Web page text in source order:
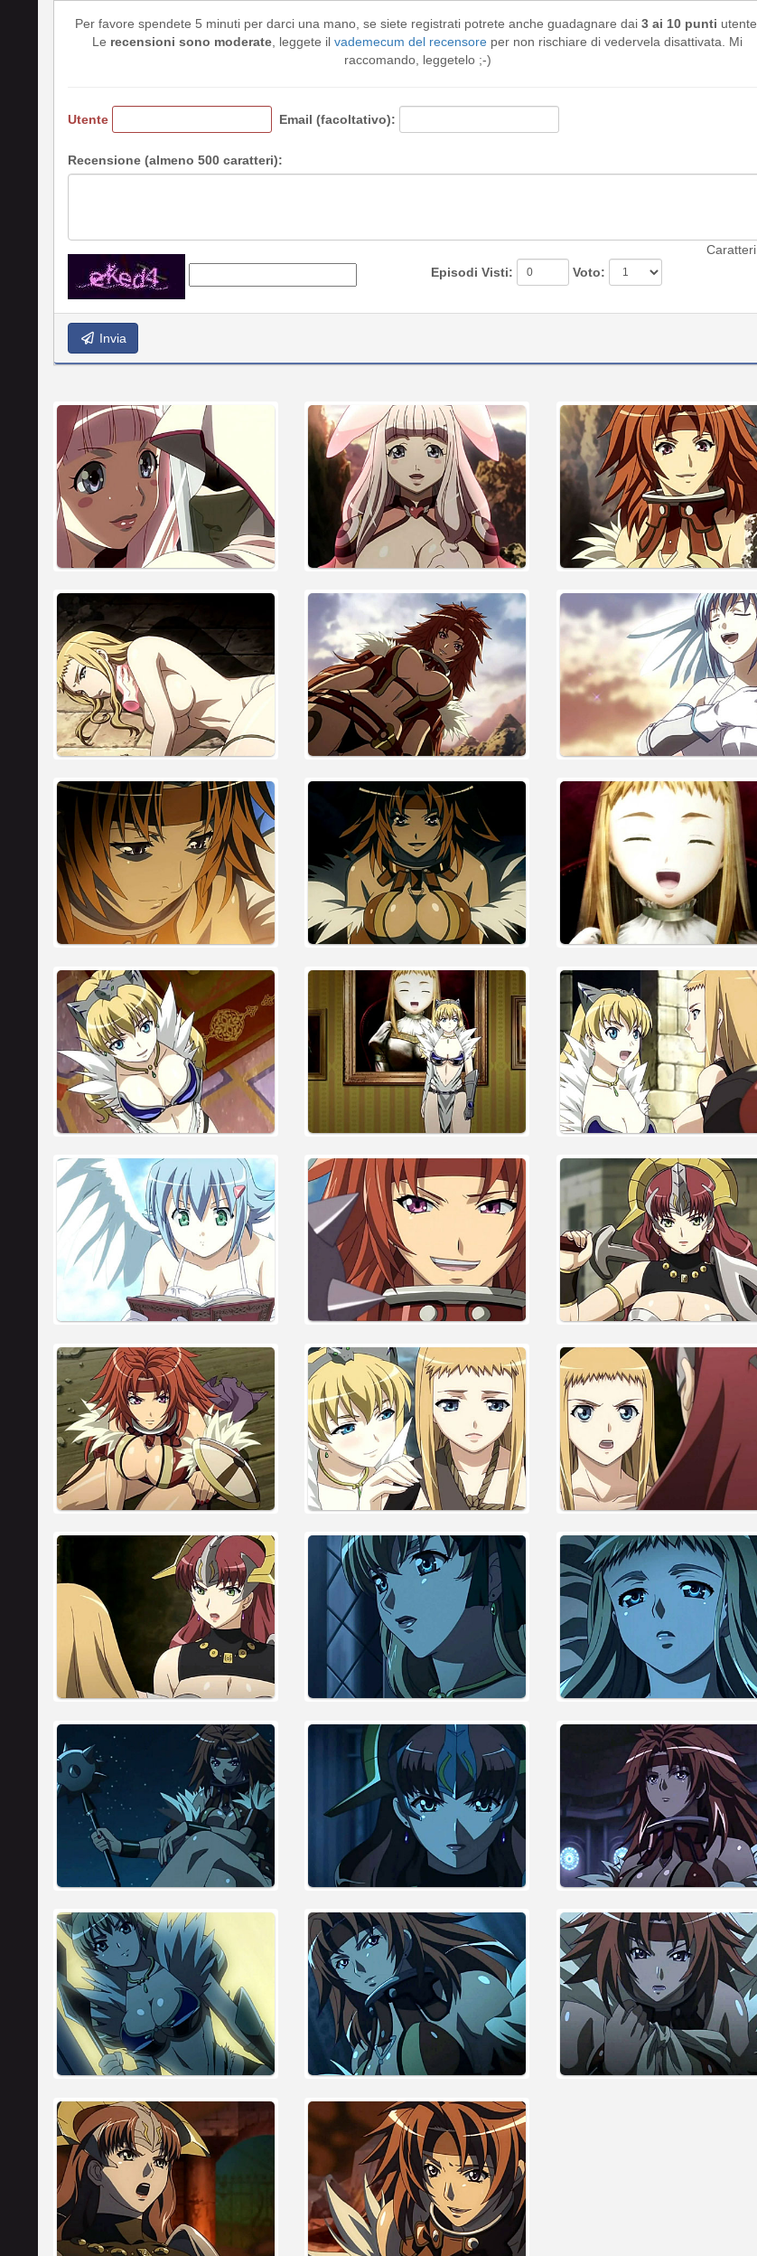
Per favore spendete 5 minuti per darci una mano, se siete registrati potrete anche guadagnare dai 3 ai 10 punti utente.
Le recensioni sono moderate , leggete il vademecum del recensore per non rischiare di vedervela disattivata. Mi
raccomando, leggetelo ;-)
Utente Email (facoltativo):
Recensione (almeno 500 caratteri):
Caratteri
Episodi Visti:
Voto:
Invia